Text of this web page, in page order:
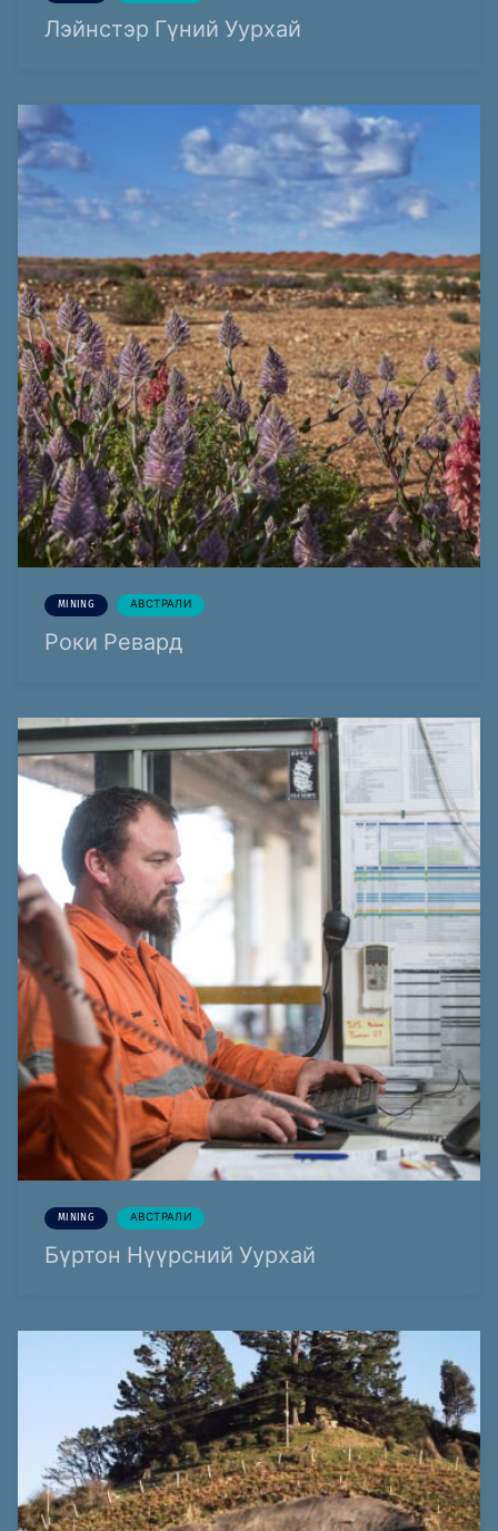
Лэйнстэр Гүний Уурхай
MINING АВСТРАЛИ
Роки Ревард
MINING АВСТРАЛИ
Бүртон Нүүрсний Уурхай